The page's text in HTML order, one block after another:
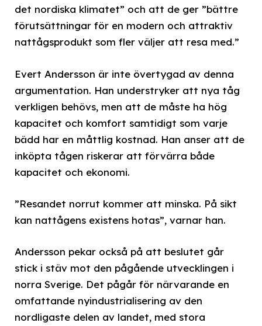
det nordiska klimatet” och att de ger ”bättre
förutsättningar för en modern och attraktiv
nattågsprodukt som fler väljer att resa med.”
Evert Andersson är inte övertygad av denna
argumentation. Han understryker att nya tåg
verkligen behövs, men att de måste ha hög
kapacitet och komfort samtidigt som varje
bädd har en måttlig kostnad. Han anser att de
inköpta tågen riskerar att förvärra både
kapacitet och ekonomi.
”Resandet norrut kommer att minska. På sikt
kan nattågens existens hotas”, varnar han.
Andersson pekar också på att beslutet går
stick i stäv mot den pågående utvecklingen i
norra Sverige. Det pågår för närvarande en
omfattande nyindustrialisering av den
nordligaste delen av landet, med stora